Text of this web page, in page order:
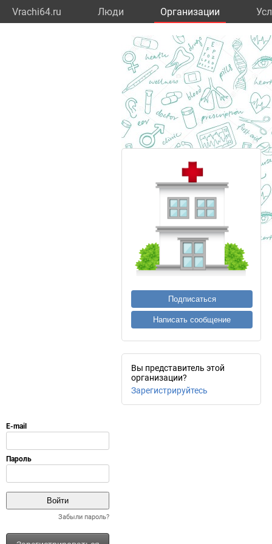
Vrachi64.ru Люди Организации
Забыли пароль?
Подписаться
Написать сообщение
Вы представитель этой
организации?
Зарегистрируйтесь